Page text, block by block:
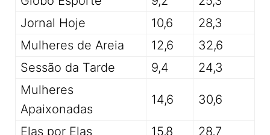
Jornal Hoje
10,6
28,3
Mulheres de Areia
12,6
32,6
Sessão da Tarde
9,4
24,3
Mulheres
Apaixonadas
14,6 30,6
Elas por Elas 15,8
28,7